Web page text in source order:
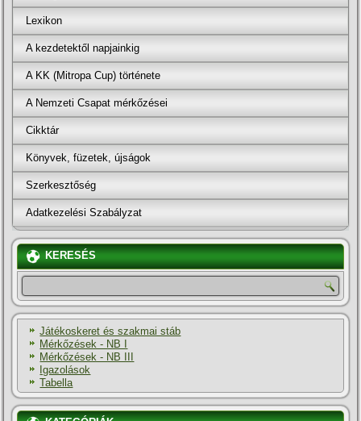
Lexikon
A kezdetektől napjainkig
A KK (Mitropa Cup) története
A Nemzeti Csapat mérkőzései
Cikktár
Könyvek, füzetek, újságok
Szerkesztőség
Adatkezelési Szabályzat
KERESÉS
Játékoskeret és szakmai stáb
Mérkőzések - NB I
Mérkőzések - NB III
Igazolások
Tabella